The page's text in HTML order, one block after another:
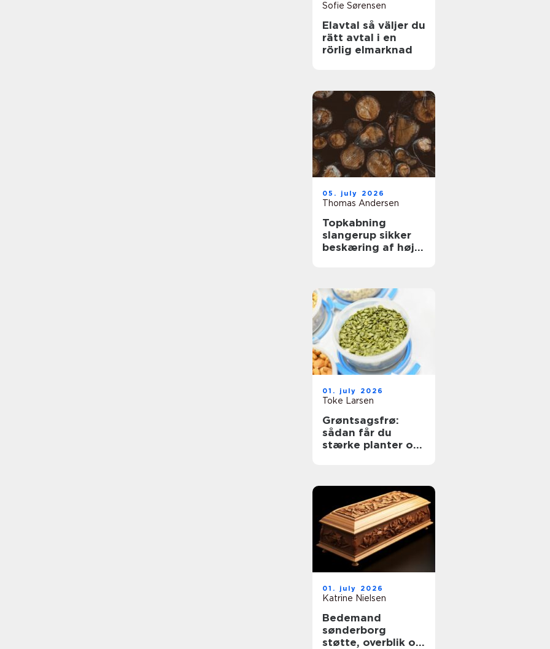
Sofie Sørensen
Elavtal så väljer du
rätt avtal i en
rörlig elmarknad
05. july 2026
Thomas Andersen
Topkabning
slangerup sikker
beskæring af høje
01. july 2026
Toke Larsen
Grøntsagsfrø:
sådan får du
stærke planter og
01. july 2026
Katrine Nielsen
Bedemand
sønderborg
støtte, overblik og